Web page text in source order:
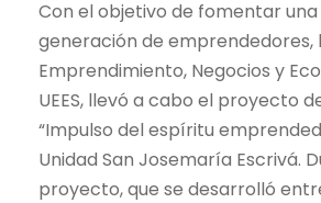
Con el objetivo de fomentar una
generación de emprendedores,
Emprendimiento, Negocios y
UEES, llevó a cabo el proyecto
“Impulso del espíritu
Unidad San Josemaría Escrivá.
proyecto, que se desarrolló